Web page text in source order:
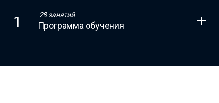
28 занятий
Программа обучения